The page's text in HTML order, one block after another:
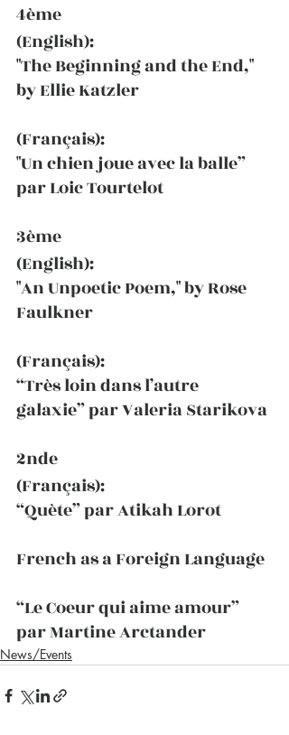
4ème
(English):
"The Beginning and the End,"
by Ellie Katzler
(Français):
"Un chien joue avec la balle”
par Loic Tourtelot
3ème
(English):
"An Unpoetic Poem," by Rose
Faulkner
(Français):
“Très loin dans l’autre
galaxie” par Valeria Starikova
2nde
(Français):
“Quète” par Atikah Lorot
French as a Foreign Language
“Le Coeur qui aime amour”
par Martine Arctander
News/Events